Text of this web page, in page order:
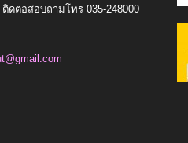
ดต่อสอบถามโทร 035-248000